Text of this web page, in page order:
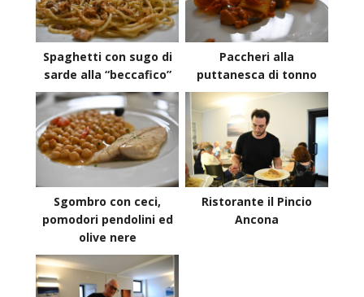
Spaghetti con sugo di
sarde alla “beccafico”
Paccheri alla
puttanesca di tonno
Sgombro con ceci,
pomodori pendolini ed
olive nere
Ristorante il Pincio
Ancona